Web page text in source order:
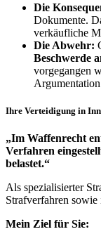
Die
Dokumente.
verkäufliche
Die Abwehr:
Beschwerde
vorgegangen
Ihre Verteidigung in
„Im Waffenrecht
Verfahren
belastet.“
Als spezialisierter
Strafverfahren
Mein Ziel für Sie: